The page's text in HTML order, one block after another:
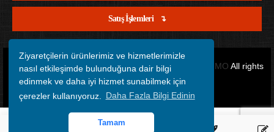
Ziyaretçilerin ürünlerimiz ve hizmetlerimizle
nasıl etkileşimde bulunduğuna dair bilgi
edinmek ve daha iyi hizmet sunabilmek için
çerezler kullanıyoruz.
Daha Fazla Bilgi Edinin
Tamam
Satış İşlemleri
Copyright © 2012 - 2026 Tüm Hakları Saklıdır. OFİSİMO All rights
reserved.